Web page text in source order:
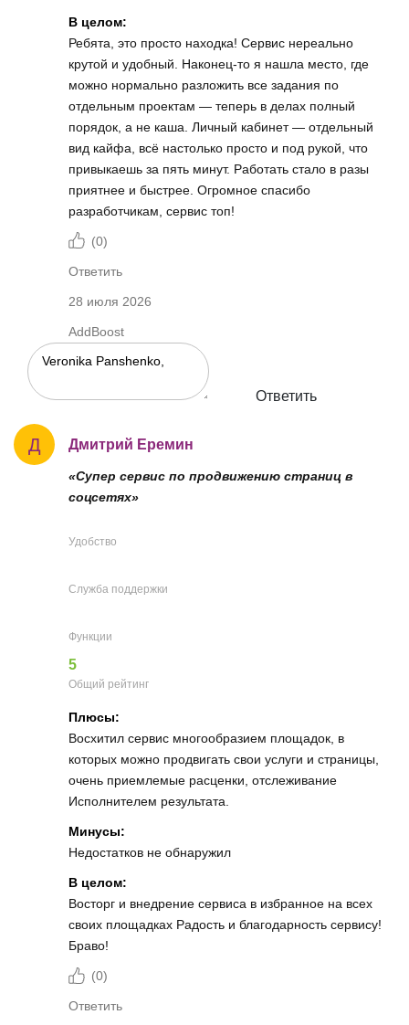
В целом:
Ребята, это просто находка! Сервис нереально
крутой и удобный. Наконец-то я нашла место, где
можно нормально разложить все задания по
отдельным проектам — теперь в делах полный
порядок, а не каша. Личный кабинет — отдельный
вид кайфа, всё настолько просто и под рукой, что
привыкаешь за пять минут. Работать стало в разы
приятнее и быстрее. Огромное спасибо
разработчикам, сервис топ!
(0)
Ответить
28 июля 2026
AddBoost
Ответить
Д Дмитрий Еремин
«Супер сервис по продвижению страниц в
соцсетях»
Удобство
Служба поддержки
Функции
5
Общий рейтинг
Плюсы:
Восхитил сервис многообразием площадок, в
которых можно продвигать свои услуги и страницы,
очень приемлемые расценки, отслеживание
Исполнителем результата.
Минусы:
Недостатков не обнаружил
В целом:
Восторг и внедрение сервиса в избранное на всех
своих площадках Радость и благодарность сервису!
Браво!
(0)
Ответить